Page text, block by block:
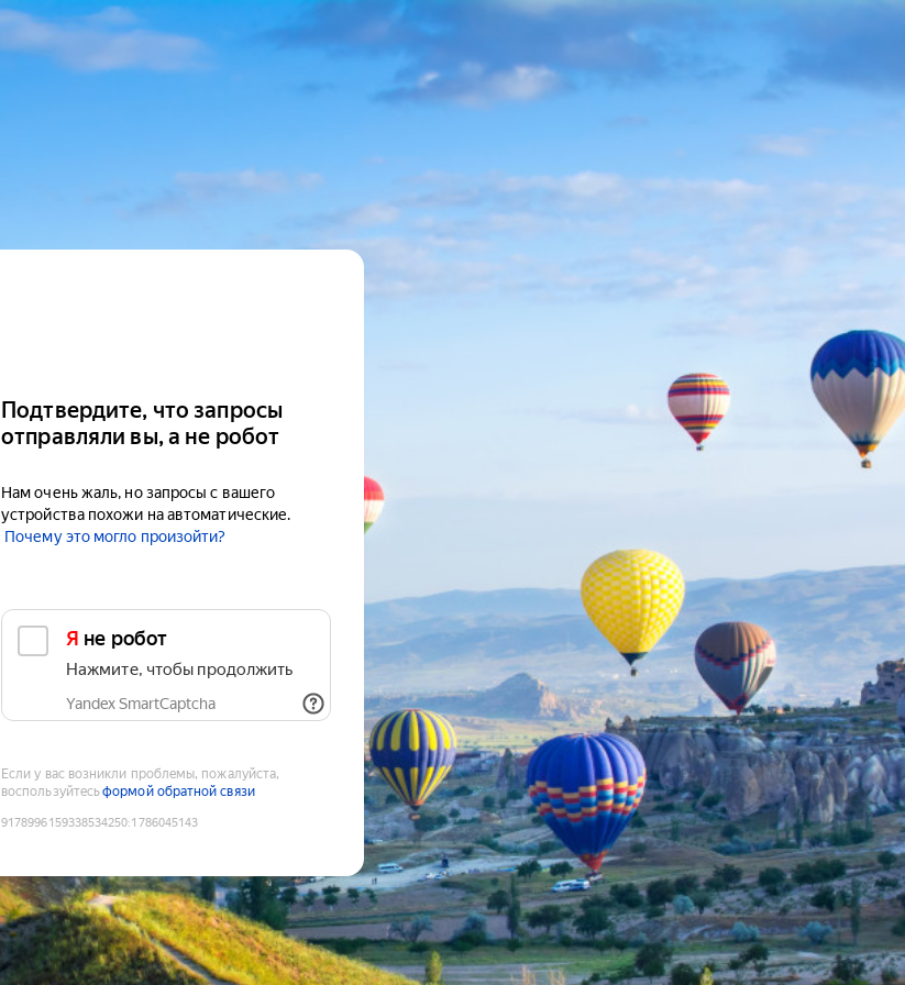
Подтвердите, что запросы
отправляли вы, а не робот
Нам очень жаль, но запросы с вашего
устройства похожи на автоматические.
Почему это могло произойти?
Я не робот
Нажмите, чтобы продолжить
Yandex SmartCaptcha
Если у вас возникли проблемы, пожалуйста,
воспользуйтесьформой обратной связи
9178996159338534250:1786045143